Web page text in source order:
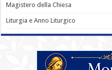
Magistero della Chiesa
Liturgia e Anno Liturgico